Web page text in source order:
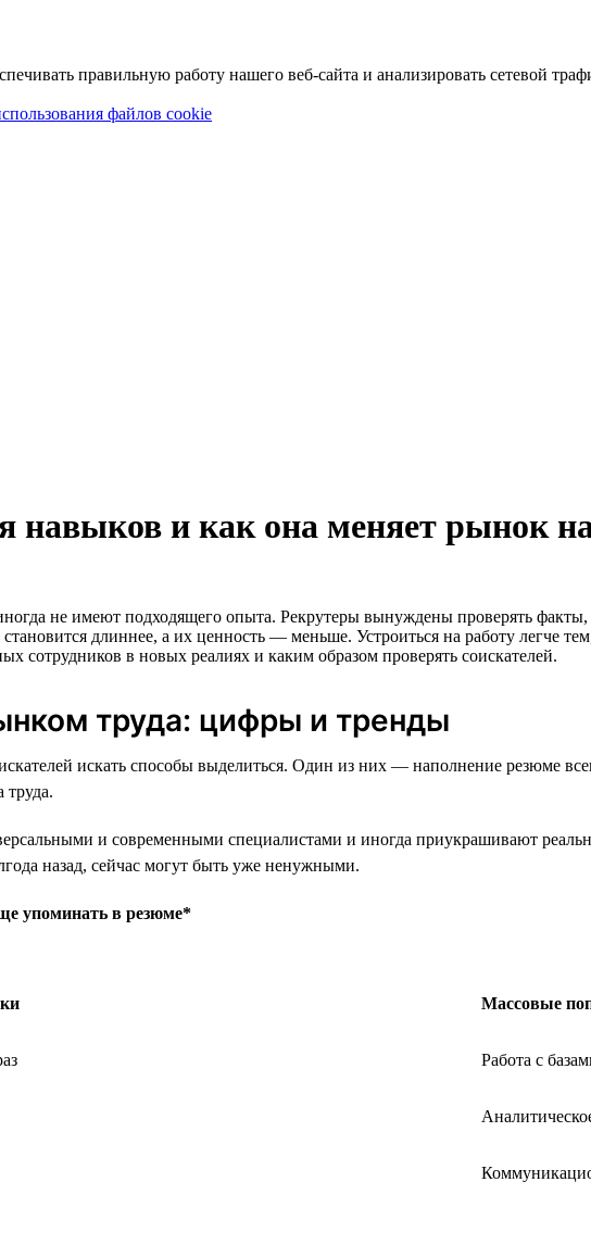
правильную работу нашего веб-сайта и анализировать сетевой
файлов cookie
навыков и как она меняет рынок
не имеют подходящего опыта. Рекрутеры вынуждены проверять
длиннее, а их ценность — меньше. Устроиться на работу легче
сотрудников в новых реалиях и каким образом проверять соискателей.
труда: цифры и тренды
искать способы выделиться. Один из них — наполнение
труда.
и современными специалистами и иногда приукрашивают
назад, сейчас могут быть уже ненужными.
упоминать в резюме*
Массовые
Работа с